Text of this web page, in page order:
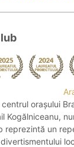
orașului
Kogălniceanu,
reprezintă un